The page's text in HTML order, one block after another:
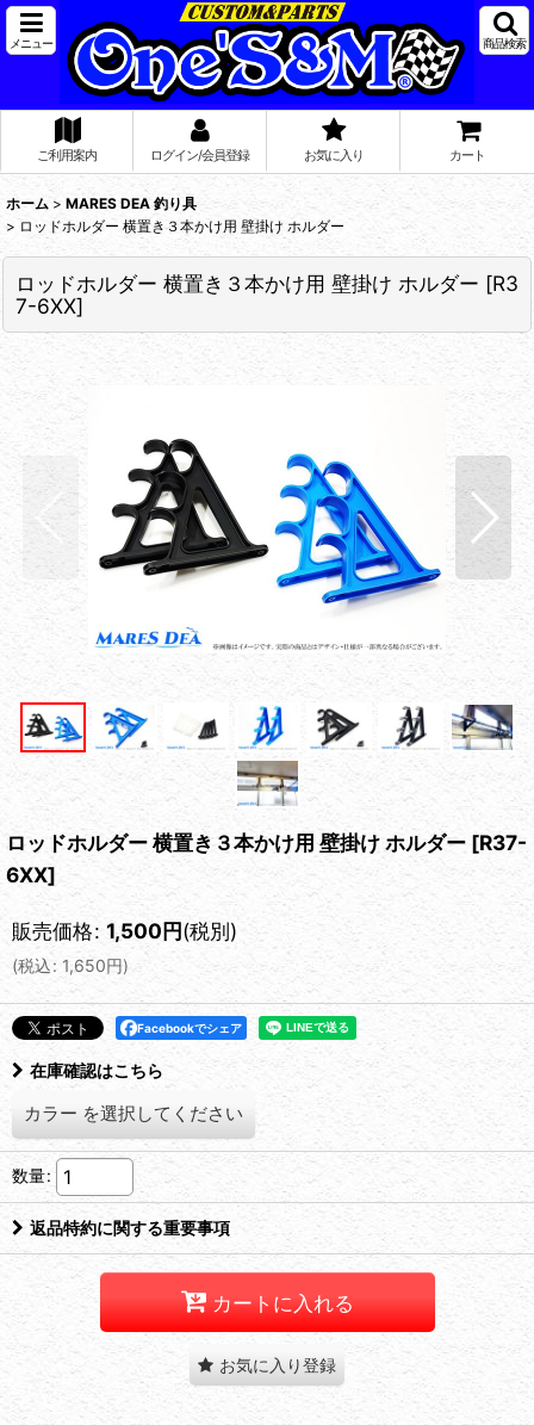
メニュー 商品検索
ご利用案内 ログイン/会員登録 お気に入り カート
ホーム > MARES DEA 釣り具
> ロッドホルダー 横置き３本かけ用 壁掛け ホルダー
ロッドホルダー 横置き３本かけ用 壁掛け ホルダー [R3
7-6XX]
ロッドホルダー 横置き３本かけ用 壁掛け ホルダー [R37-
6XX]
販売価格: 1,500円(税別)
(税込: 1,650円)
Facebookでシェア
在庫確認はこちら
カラー を選択してください
数量:
返品特約に関する重要事項
カートに入れる
お気に入り登録